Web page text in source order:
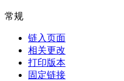
常规
链入页面
相关更改
打印版本
固定链接